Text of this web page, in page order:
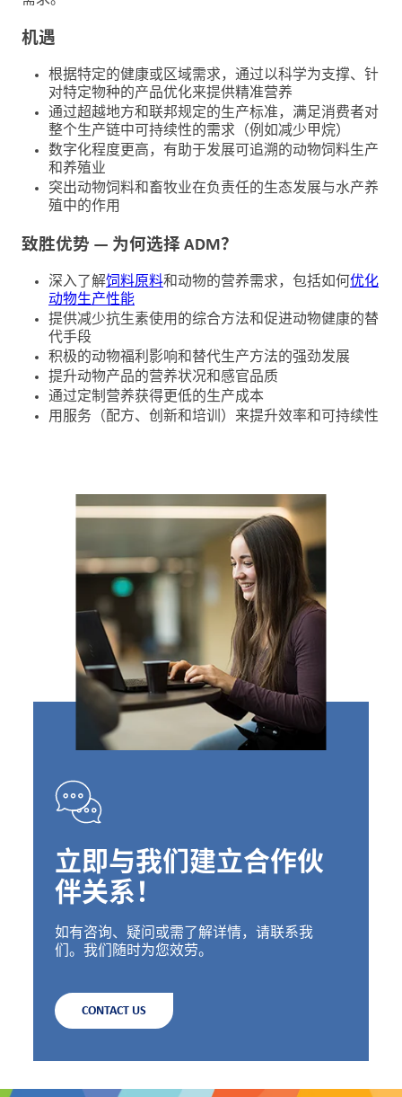
联
系
我
们
客
户
登
录
采
购
投
资
机遇
根据特定的健康或区域需求，通过以科学为支撑、针
对特定物种的产品优化来提供精准营养
通过超越地方和联邦规定的生产标准，满足消费者对
整个生产链中可持续性的需求（例如减少甲烷）
数字化程度更高，有助于发展可追溯的动物饲料生产
和养殖业
突出动物饲料和畜牧业在负责任的生态发展与水产养
殖中的作用
致胜优势 — 为何选择 ADM？
深入了解饲料原料和动物的营养需求，包括如何 优化
动物生产性能
提供减少抗生素使用的综合方法和促进动物健康的替
代手段
积极的动物福利影响和替代生产方法的强劲发展
提升动物产品的营养状况和感官品质
通过定制营养获得更低的生产成本
用服务（配方、创新和培训）来提升效率和可持续性
立即与我们建立合作伙
伴关系！
如有咨询、疑问或需了解详情，请联系我
们。我们随时为您效劳。
CONTACT US